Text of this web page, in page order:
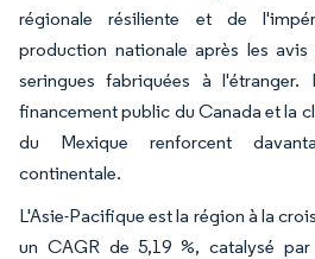
régionale résiliente et de
production nationale après les
seringues fabriquées à
financement public du Canada et la
du Mexique renforcent
continentale.
L'Asie-Pacifique est la région à la
un CAGR de 5,19 %, catalysé